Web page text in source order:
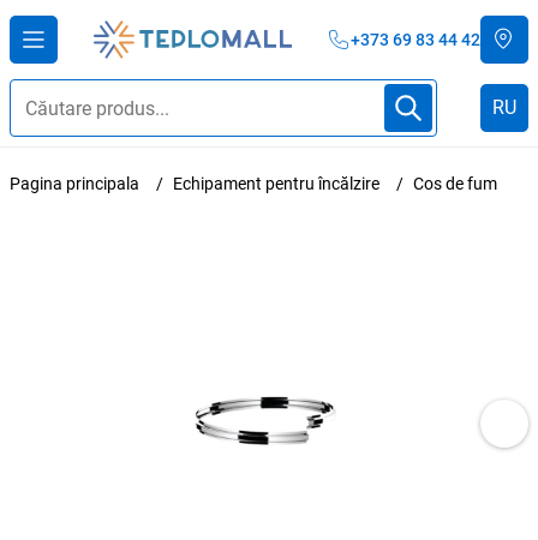
+373 69 83 44 42
RU
Pagina principala Echipament pentru încălzire Cos de fum